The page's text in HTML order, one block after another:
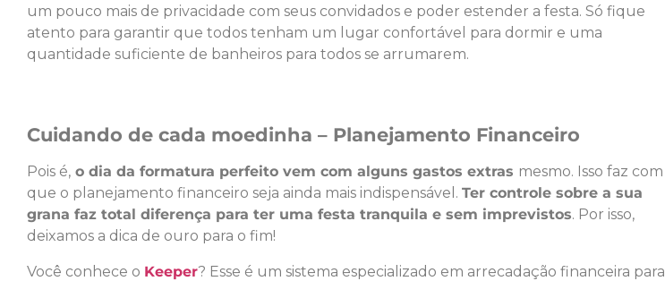
um pouco mais de privacidade com seus convidados e poder estender a festa. Só fique
atento para garantir que todos tenham um lugar confortável para dormir e uma
quantidade suficiente de banheiros para todos se arrumarem.
Cuidando de cada moedinha – Planejamento Financeiro
Pois é, o dia da formatura perfeito vem com alguns gastos extras mesmo. Isso faz com
que o planejamento financeiro seja ainda mais indispensável. Ter controle sobre a sua
grana faz total diferença para ter uma festa tranquila e sem imprevistos. Por isso,
deixamos a dica de ouro para o fim!
Você conhece o Keeper? Esse é um sistema especializado em arrecadação financeira para